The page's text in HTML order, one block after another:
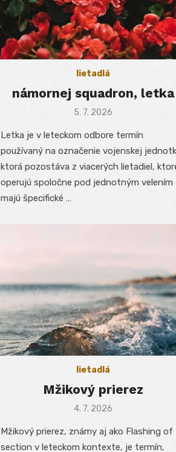
lietadlá
námornej squadron, letka
Posted
5. 7. 2026
Letka je v leteckom odbore termín
používaný na označenie vojenskej
ktorá pozostáva z viacerých lietadiel,
operujú spoločne pod jednotným velením
majú špecifické …
lietadlá
Mžikový prierez
Posted
4. 7. 2026
Mžikový prierez, známy aj ako Flashing of
section v leteckom kontexte, je termín,